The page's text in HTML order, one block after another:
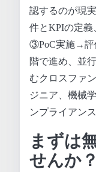
認するのが現
件とKPIの定義
③PoC実施→評
階で進め、並
むクロスファ
ジニア、機械
ンプライアン
まずは
せんか？